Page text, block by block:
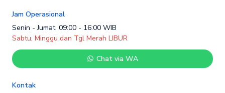
Jam Operasional
Senin - Jumat, 09:00 - 16:00 WIB
Sabtu, Minggu dan Tgl Merah LIBUR
Chat via WA
Kontak